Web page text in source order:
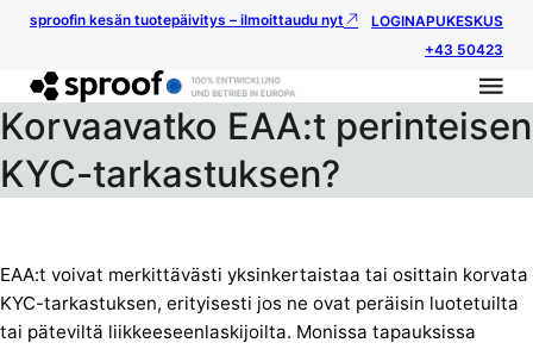
sproofin kesän tuotepäivitys – ilmoittaudu nyt LOGINAPUKESKUS
+43 50423
Korvaavatko EAA:t perinteisen
KYC-tarkastuksen?
EAA:t voivat merkittävästi yksinkertaistaa tai osittain korvata
KYC-tarkastuksen, erityisesti jos ne ovat peräisin luotetuilta
tai päteviltä liikkeeseenlaskijoilta. Monissa tapauksissa